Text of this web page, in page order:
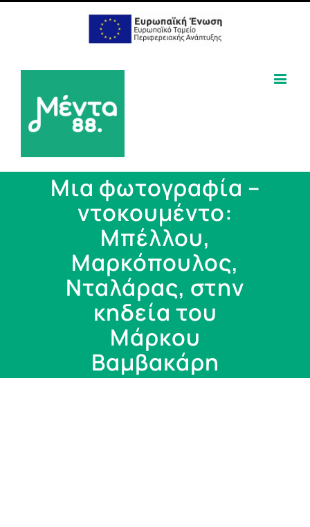
Μια φωτογραφία –
ντοκουμέντο:
Μπέλλου,
Μαρκόπουλος,
Νταλάρας, στην
κηδεία του
Μάρκου
Bαμβακάρη